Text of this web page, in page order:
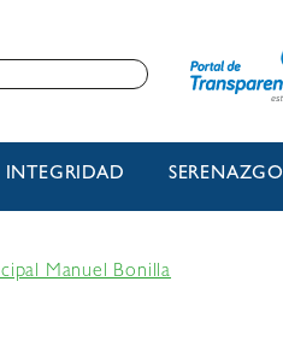
INTEGRIDAD SERENAZGO
Manuel Bonilla